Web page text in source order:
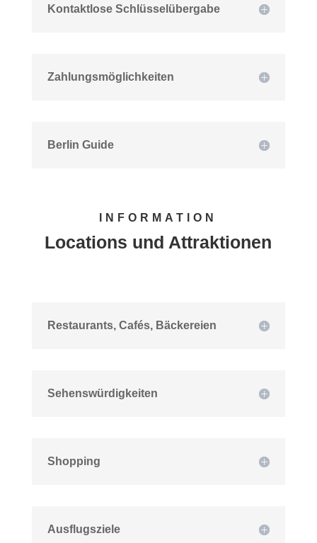
Kontaktlose Schlüsselübergabe
Zahlungsmöglichkeiten
Berlin Guide
INFORMATION
Locations und Attraktionen
Restaurants, Cafés, Bäckereien
Sehenswürdigkeiten
Shopping
Ausflugsziele